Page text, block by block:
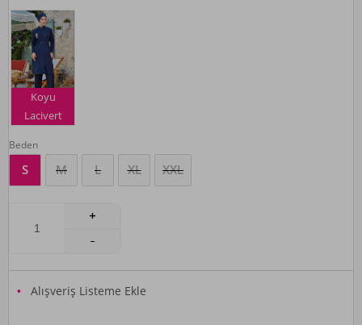
Koyu
Lacivert
Beden
S M L XL XXL
Alışveriş Listeme Ekle